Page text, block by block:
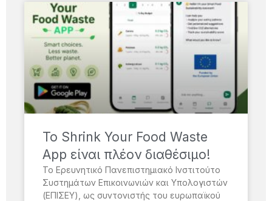
Το Shrink Your Food Waste
App είναι πλέον διαθέσιμο!
Το Ερευνητικό Πανεπιστημιακό Ινστιτούτο
Συστημάτων Επικοινωνιών και Υπολογιστών
(ΕΠΙΣΕΥ), ως συντονιστής του ευρωπαϊκού